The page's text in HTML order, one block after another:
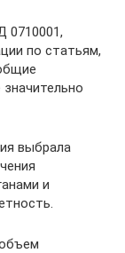
0710001,
по статьям,
выбрала
и